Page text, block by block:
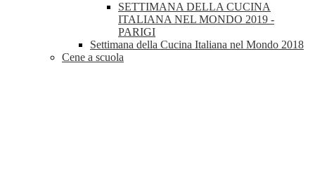
SETTIMANA DELLA CUCINA
ITALIANA NEL MONDO 2019 -
PARIGI
Settimana della Cucina Italiana nel Mondo 2018
Cene a scuola